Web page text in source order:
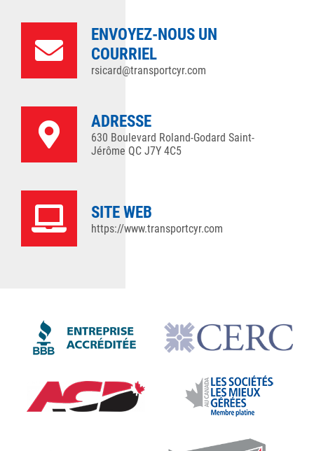
ENVOYEZ-NOUS UN
COURRIEL
rsicard@transportcyr.com
ADRESSE
630 Boulevard Roland-Godard Saint-
Jérôme QC J7Y 4C5
SITE WEB
https://www.transportcyr.com